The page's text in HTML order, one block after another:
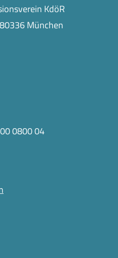
KdöR
München
0800 04